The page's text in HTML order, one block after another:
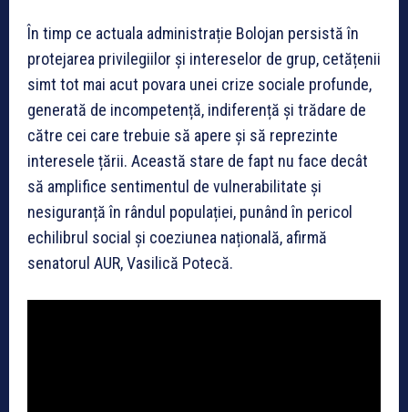
În timp ce actuala administrație Bolojan persistă în
protejarea privilegiilor și intereselor de grup, cetățenii
simt tot mai acut povara unei crize sociale profunde,
generată de incompetență, indiferență și trădare de
către cei care trebuie să apere și să reprezinte
interesele țării. Această stare de fapt nu face decât
să amplifice sentimentul de vulnerabilitate și
nesiguranță în rândul populației, punând în pericol
echilibrul social și coeziunea națională, afirmă
senatorul AUR, Vasilică Potecă.